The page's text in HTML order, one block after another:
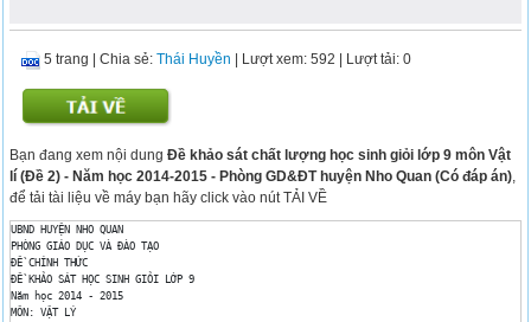
5 trang |Chia sẻ:Thái Huyền | Lượt xem: 592 | Lượt tải: 0
Bạn đang xem nội dungĐề khảo sát chất lượng học sinh giỏi lớp 9 môn Vật
lí (Đề 2) - Năm học 2014-2015 - Phòng GD&ĐT huyện Nho Quan (Có đáp án)
để tải tài liệu về máy bạn hãy click vào nút TẢI VỀ
UBND HUYỆN NHO QUAN
PHÒNG GIÁO DỤC VÀ ĐÀO TẠO
ĐỀ CHÍNH THỨC
ĐỀ KHẢO SÁT HỌC SINH GIỎI LỚP 9
Năm học 2014 - 2015
MÔN: VẬT LÝ